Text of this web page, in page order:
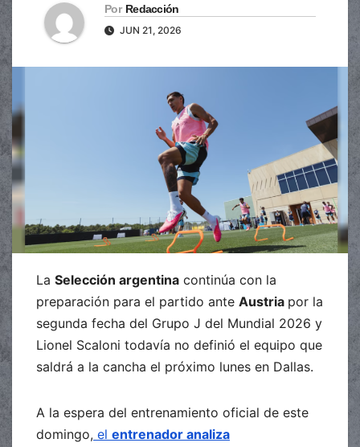
Por Redacción
JUN 21, 2026
La Selección argentina continúa con la
preparación para el partido ante Austria por la
segunda fecha del Grupo J del Mundial 2026 y
Lionel Scaloni todavía no definió el equipo que
saldrá a la cancha el próximo lunes en Dallas.
A la espera del entrenamiento oficial de este
domingo, el entrenador analiza